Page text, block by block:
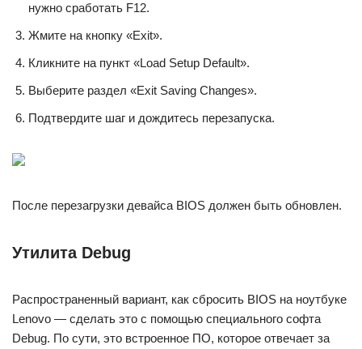
нужно сработать F12.
Жмите на кнопку «Exit».
Кликните на пункт «Load Setup Default».
Выберите раздел «Exit Saving Changes».
Подтвердите шаг и дождитесь перезапуска.
После перезагрузки девайса BIOS должен быть обновлен.
Утилита Debug
Распространенный вариант, как сбросить BIOS на ноутбуке
Lenovo — сделать это с помощью специального софта
Debug. По сути, это встроенное ПО, которое отвечает за